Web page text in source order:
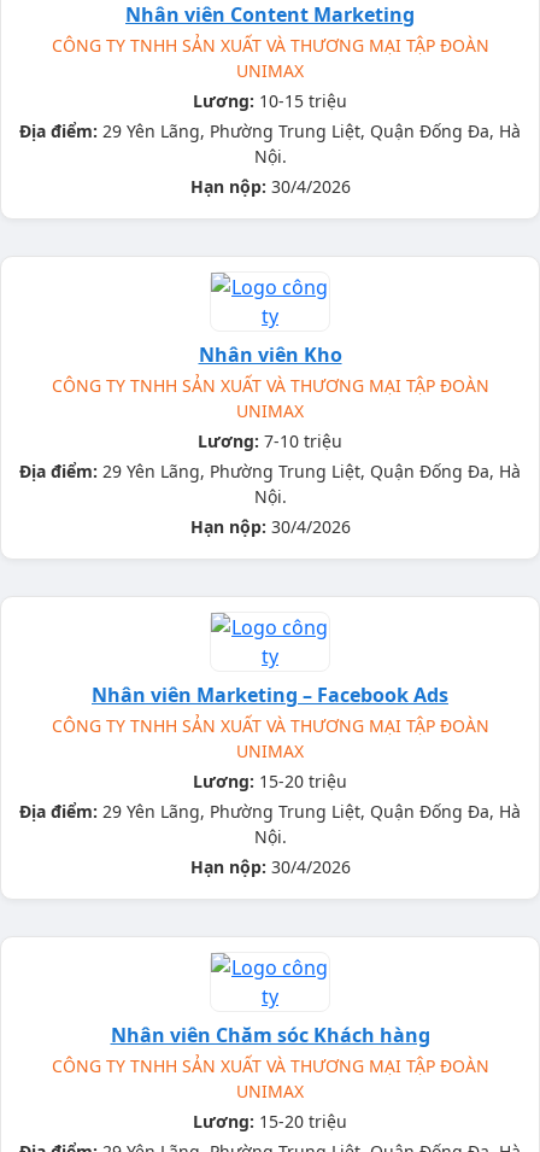
Nhân viên Content Marketing
CÔNG TY TNHH SẢN XUẤT VÀ THƯƠNG MẠI TẬP ĐOÀN
UNIMAX
Lương: 10-15 triệu
Địa điểm: 29 Yên Lãng, Phường Trung Liệt, Quận Đống Đa, Hà
Nội.
Hạn nộp: 30/4/2026
Nhân viên Kho
CÔNG TY TNHH SẢN XUẤT VÀ THƯƠNG MẠI TẬP ĐOÀN
UNIMAX
Lương: 7-10 triệu
Địa điểm: 29 Yên Lãng, Phường Trung Liệt, Quận Đống Đa, Hà
Nội.
Hạn nộp: 30/4/2026
Nhân viên Marketing – Facebook Ads
CÔNG TY TNHH SẢN XUẤT VÀ THƯƠNG MẠI TẬP ĐOÀN
UNIMAX
Lương: 15-20 triệu
Địa điểm: 29 Yên Lãng, Phường Trung Liệt, Quận Đống Đa, Hà
Nội.
Hạn nộp: 30/4/2026
Nhân viên Chăm sóc Khách hàng
CÔNG TY TNHH SẢN XUẤT VÀ THƯƠNG MẠI TẬP ĐOÀN
UNIMAX
Lương: 15-20 triệu